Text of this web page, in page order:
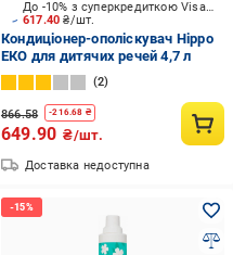
617.40₴/шт.
До -10% з суперкредиткою Visa Вигода
Кондиціонер-ополіскувач Hippo
ЕКО для дитячих речей 4,7 л
2
866.58 -216.68 ₴
649.90 ₴/шт.
Доставка недоступна